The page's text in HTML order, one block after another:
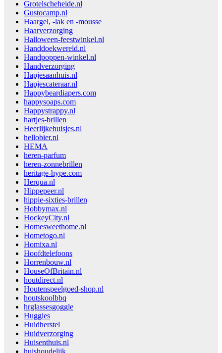
Grotelscheheide.nl
Gustocamp.nl
Haargel, -lak en -mousse
Haarverzorging
Halloween-feestwinkel.nl
Handdoekwereld.nl
Handpoppen-winkel.nl
Handverzorging
Hapjesaanhuis.nl
Hapjescateraar.nl
Happybeardiapers.com
happysoaps.com
Happystrappy.nl
hartjes-brillen
Heerlijkehuisjes.nl
hellobier.nl
HEMA
heren-parfum
heren-zonnebrillen
heritage-hype.com
Herqua.nl
Hippepeer.nl
hippie-sixties-brillen
Hobbymax.nl
HockeyCity.nl
Homesweethome.nl
Hometogo.nl
Homixa.nl
Hoofdtelefoons
Horrenbouw.nl
HouseOfBritain.nl
houtdirect.nl
Houtenspeelgoed-shop.nl
houtskoolbbq
hrglassesgoggle
Huggies
Huidherstel
Huidverzorging
Huisenthuis.nl
huishoudelijk